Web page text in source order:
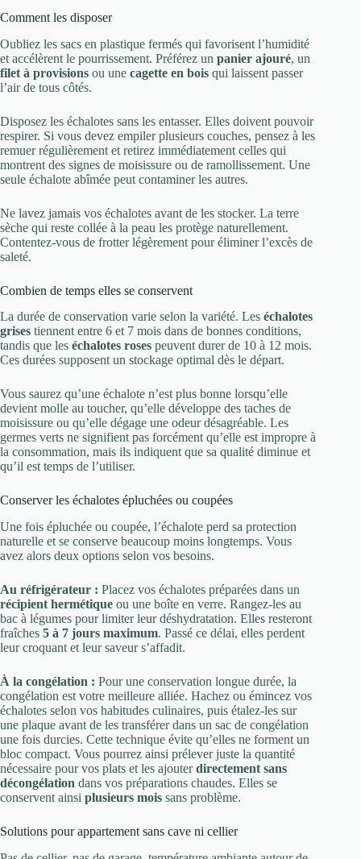
Comment les disposer
Oubliez les sacs en plastique fermés qui favorisent l’humidité
et accélèrent le pourrissement. Préférez un panier ajouré, un
filet à provisions ou une cagette en bois qui laissent passer
l’air de tous côtés.
Disposez les échalotes sans les entasser. Elles doivent pouvoir
respirer. Si vous devez empiler plusieurs couches, pensez à les
remuer régulièrement et retirez immédiatement celles qui
montrent des signes de moisissure ou de ramollissement. Une
seule échalote abîmée peut contaminer les autres.
Ne lavez jamais vos échalotes avant de les stocker. La terre
sèche qui reste collée à la peau les protège naturellement.
Contentez-vous de frotter légèrement pour éliminer l’excès de
saleté.
Combien de temps elles se conservent
La durée de conservation varie selon la variété. Les échalotes
grises tiennent entre 6 et 7 mois dans de bonnes conditions,
tandis que les échalotes roses peuvent durer de 10 à 12 mois.
Ces durées supposent un stockage optimal dès le départ.
Vous saurez qu’une échalote n’est plus bonne lorsqu’elle
devient molle au toucher, qu’elle développe des taches de
moisissure ou qu’elle dégage une odeur désagréable. Les
germes verts ne signifient pas forcément qu’elle est impropre à
la consommation, mais ils indiquent que sa qualité diminue et
qu’il est temps de l’utiliser.
Conserver les échalotes épluchées ou coupées
Une fois épluchée ou coupée, l’échalote perd sa protection
naturelle et se conserve beaucoup moins longtemps. Vous
avez alors deux options selon vos besoins.
Au réfrigérateur : Placez vos échalotes préparées dans un
récipient hermétique ou une boîte en verre. Rangez-les au
bac à légumes pour limiter leur déshydratation. Elles resteront
fraîches 5 à 7 jours maximum. Passé ce délai, elles perdent
leur croquant et leur saveur s’affadit.
À la congélation : Pour une conservation longue durée, la
congélation est votre meilleure alliée. Hachez ou émincez vos
échalotes selon vos habitudes culinaires, puis étalez-les sur
une plaque avant de les transférer dans un sac de congélation
une fois durcies. Cette technique évite qu’elles ne forment un
bloc compact. Vous pourrez ainsi prélever juste la quantité
nécessaire pour vos plats et les ajouterdirectement sans
décongélation dans vos préparations chaudes. Elles se
conservent ainsi plusieurs mois sans problème.
Solutions pour appartement sans cave ni cellier